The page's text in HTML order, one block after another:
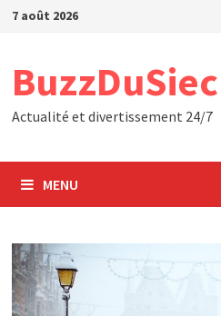
Passer
7 août 2026
Actualité et divertissement 24/7
MENU